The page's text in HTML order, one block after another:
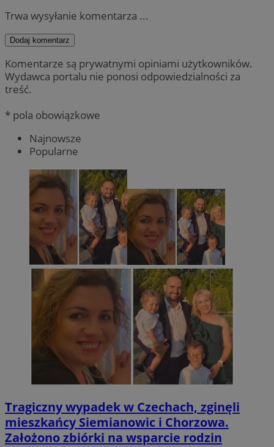
Trwa wysyłanie komentarza ...
Dodaj komentarz
Komentarze są prywatnymi opiniami użytkowników.
Wydawca portalu nie ponosi odpowiedzialności za
treść.
* pola obowiązkowe
Najnowsze
Popularne
Tragiczny wypadek w Czechach, zginęli
mieszkańcy Siemianowic i Chorzowa.
Założono zbiórki na wsparcie rodzin